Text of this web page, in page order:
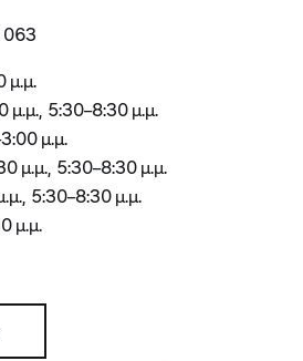
μ.μ.
μ.μ., 5:30–8:30 μ.μ.
μ.μ.
μ.μ., 5:30–8:30 μ.μ.
5:30–8:30 μ.μ.
μ.μ.